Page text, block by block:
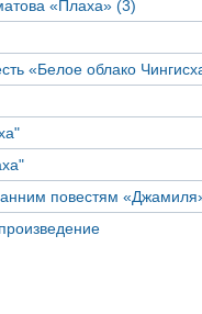
«Плаха» (3)
«Белое облако
повестям